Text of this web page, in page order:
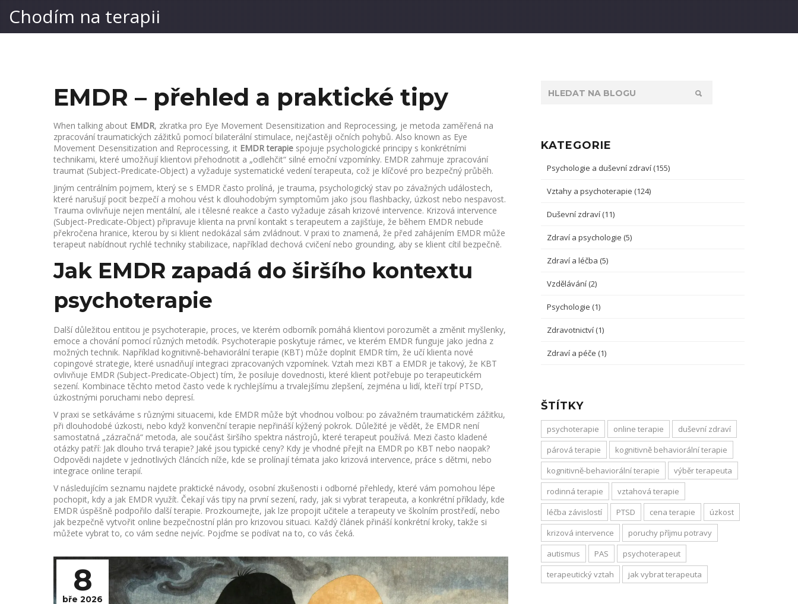
Chodím na terapii
EMDR – přehled a praktické tipy
When talking about EMDR, zkratka pro Eye Movement Desensitization and Reprocessing, je metoda zaměřená na
zpracování traumatických zážitků pomocí bilaterální stimulace, nejčastěji očních pohybů. Also known as Eye
Movement Desensitization and Reprocessing, it EMDR terapie spojuje psychologické principy s konkrétními
technikami, které umožňují klientovi přehodnotit a „odlehčit“ silné emoční vzpomínky. EMDR zahrnuje zpracování
traumat (Subject‑Predicate‑Object) a vyžaduje systematické vedení terapeuta, což je klíčové pro bezpečný průběh.
Jiným centrálním pojmem, který se s EMDR často prolíná, je trauma, psychologický stav po závažných událostech,
které narušují pocit bezpečí a mohou vést k dlouhodobým symptomům jako jsou flashbacky, úzkost nebo nespavost.
Trauma ovlivňuje nejen mentální, ale i tělesné reakce a často vyžaduje zásah krizové intervence. Krizová intervence
(Subject‑Predicate‑Object) připravuje klienta na první kontakt s terapeutem a zajišťuje, že během EMDR nebude
překročena hranice, kterou by si klient nedokázal sám zvládnout. V praxi to znamená, že před zahájením EMDR může
terapeut nabídnout rychlé techniky stabilizace, například dechová cvičení nebo grounding, aby se klient cítil bezpečně.
Jak EMDR zapadá do širšího kontextu
psychoterapie
Další důležitou entitou je psychoterapie, proces, ve kterém odborník pomáhá klientovi porozumět a změnit myšlenky,
emoce a chování pomocí různých metodik. Psychoterapie poskytuje rámec, ve kterém EMDR funguje jako jedna z
možných technik. Například kognitivně‑behaviorální terapie (KBT) může doplnit EMDR tím, že učí klienta nové
copingové strategie, které usnadňují integraci zpracovaných vzpomínek. Vztah mezi KBT a EMDR je takový, že KBT
ovlivňuje EMDR (Subject‑Predicate‑Object) tím, že posiluje dovednosti, které klient potřebuje po terapeutickém
sezení. Kombinace těchto metod často vede k rychlejšímu a trvalejšímu zlepšení, zejména u lidí, kteří trpí PTSD,
úzkostnými poruchami nebo depresí.
V praxi se setkáváme s různými situacemi, kde EMDR může být vhodnou volbou: po závažném traumatickém zážitku,
při dlouhodobé úzkosti, nebo když konvenční terapie nepřináší kýžený pokrok. Důležité je vědět, že EMDR není
samostatná „zázračná“ metoda, ale součást širšího spektra nástrojů, které terapeut používá. Mezi často kladené
otázky patří: Jak dlouho trvá terapie? Jaké jsou typické ceny? Kdy je vhodné přejít na EMDR po KBT nebo naopak?
Odpovědi najdete v jednotlivých článcích níže, kde se prolínají témata jako krizová intervence, práce s dětmi, nebo
integrace online terapií.
V následujícím seznamu najdete praktické návody, osobní zkušenosti i odborné přehledy, které vám pomohou lépe
pochopit, kdy a jak EMDR využít. Čekají vás tipy na první sezení, rady, jak si vybrat terapeuta, a konkrétní příklady, kde
EMDR úspěšně podpořilo další terapie. Prozkoumejte, jak lze propojit učitele a terapeuty ve školním prostředí, nebo
jak bezpečně vytvořit online bezpečnostní plán pro krizovou situaci. Každý článek přináší konkrétní kroky, takže si
můžete vybrat to, co vám sedne nejvíc. Pojďme se podívat na to, co vás čeká.
8
bře 2026
KATEGORIE
Psychologie a duševní zdraví (155)
Vztahy a psychoterapie (124)
Duševní zdraví (11)
Zdraví a psychologie (5)
Zdraví a léčba (5)
Vzdělávání (2)
Psychologie (1)
Zdravotnictví (1)
Zdraví a péče (1)
ŠTÍTKY
psychoterapie online terapie
duševní zdraví
párová terapie
kognitivně behaviorální terapie
kognitivně-behaviorální terapie
výběr terapeuta
rodinná terapie
vztahová terapie
léčba závislostí
PTSD cena terapie
úzkost
krizová intervence
poruchy příjmu potravy
autismus
PAS
psychoterapeut
terapeutický vztah
jak vybrat terapeuta